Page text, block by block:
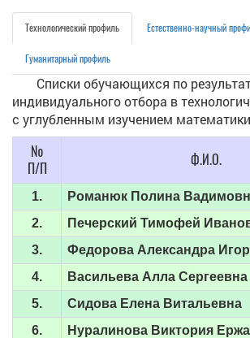
Технологический профиль Естественно-научный
Гуманитарный профиль
Списки обучающихся по
индивидуального отбора в
с углубленным изучением
№
П/П
Ф.И.О.
1.
Романюк Полина
2.
Печерский Тимофей
3.
Федорова Александра
4.
Васильева Алла Сергеевна
5.
Сидова Елена Витальевна
6.
Нуралинова Виктория